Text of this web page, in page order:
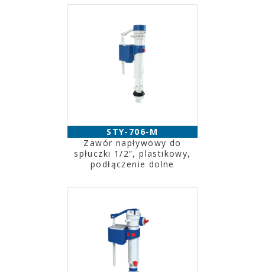
STY-706-M
Zawór napływowy do
spłuczki 1/2”, plastikowy,
podłączenie dolne